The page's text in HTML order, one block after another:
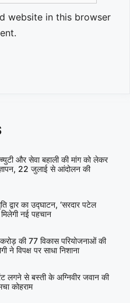
website in this browser
और सेवा बहाली की मांग को लेकर
22 जुलाई से आंदोलन की
द्वार का उद्घाटन, ‘सरदार पटेल
नई पहचान
की 77 विकास परियोजनाओं की
ने विपक्ष पर साधा निशाना
लगने से बस्ती के अग्निवीर जवान की
कोहराम